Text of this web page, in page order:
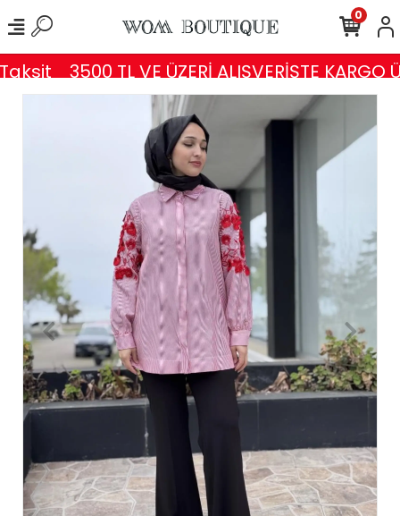
3500 TL VE ÜZERİ ALIŞVERİŞTE KARGO
0